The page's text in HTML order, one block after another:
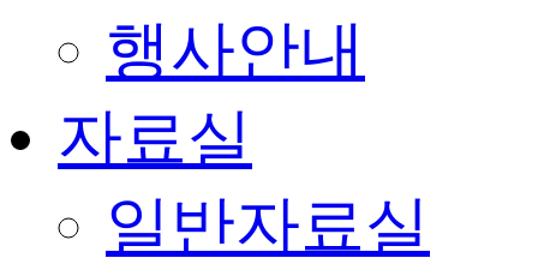
행사안내
자료실
일반자료실